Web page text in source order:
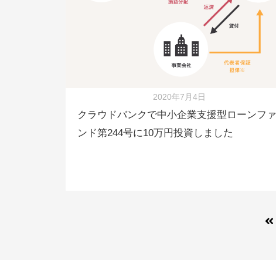
2020年7月4日
クラウドバンクで中小企業支援型ローンファ
ンド第244号に10万円投資しました